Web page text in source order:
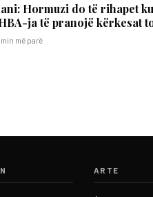
Hormuzi do të rihapet
ja të pranojë kërkesat
min më parë
ARTE